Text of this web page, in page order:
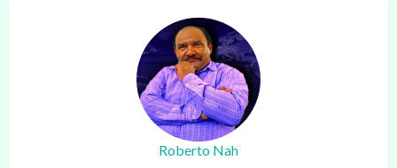
Roberto Nah